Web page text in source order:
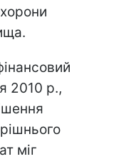
2010 р.,
міг